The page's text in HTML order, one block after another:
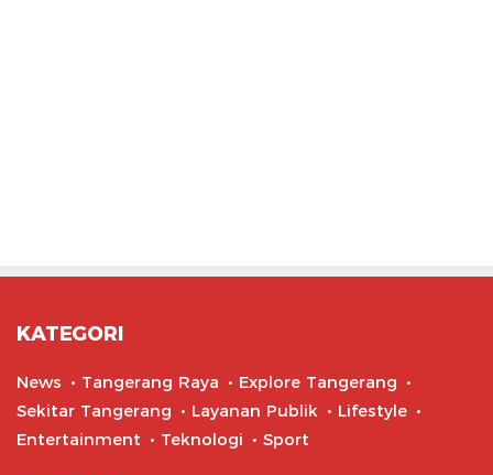
KATEGORI
News Tangerang Raya
Explore Tangerang
Sekitar Tangerang
Layanan Publik
Lifestyle
Entertainment
Teknologi Sport